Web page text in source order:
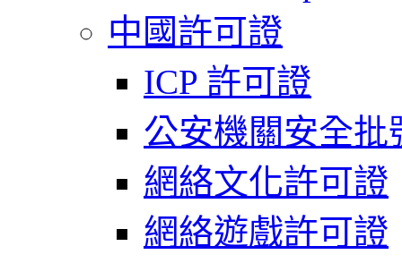
中國許可證
ICP 許可證
公安機關安全批
網絡文化許可證
網絡遊戲許可證